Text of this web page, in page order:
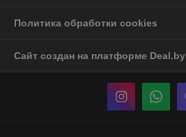
Политика обработки cookies
Сайт создан на платформе Deal.by